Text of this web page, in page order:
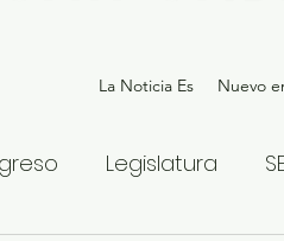
La Noticia Es Nuevo
Legislatura